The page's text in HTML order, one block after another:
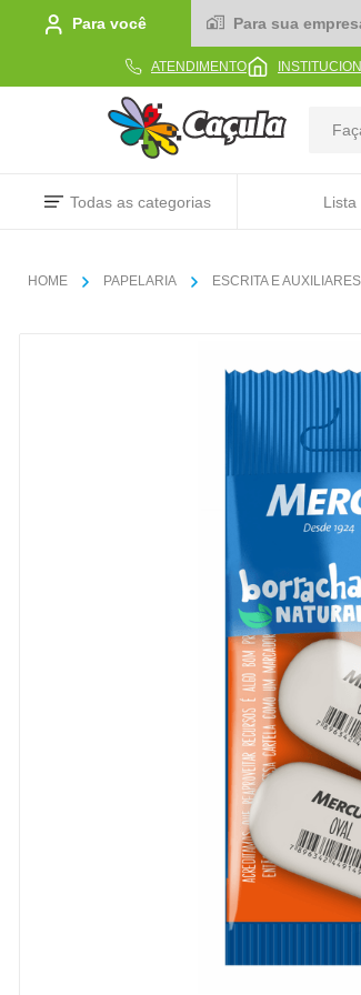
Para você Para sua
ATENDIMENTO
Todas as categorias Lista
PAPELARIA ESCRITA E AUXILIARES
TERMOS MAIS
pincel
cola
pasta